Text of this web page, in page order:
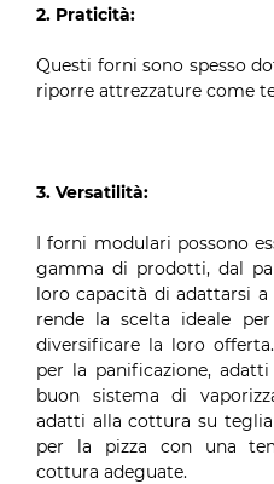
2. Praticità:
Questi forni sono spesso
riporre attrezzature come
3. Versatilità:
I forni modulari possono
gamma di prodotti, dal
loro capacità di adattarsi
rende la scelta ideale
diversificare la loro
per la panificazione,
buon sistema di
adatti alla cottura su
per la pizza con una
cottura adeguate.